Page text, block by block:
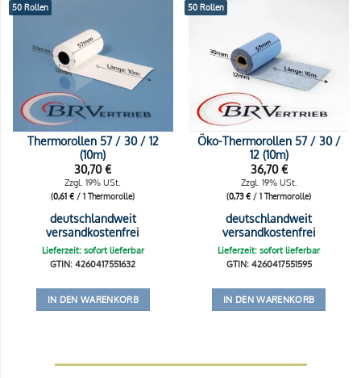
50 Rollen
Thermorollen 57 / 30 / 12
(10m)
30,70€
Zzgl. 19% USt.
(0,61€ / 1 Thermorolle)
deutschlandweit
versandkostenfrei
Lieferzeit: sofort lieferbar
GTIN: 4260417551632
IN DEN WARENKORB
50 Rollen
Öko-Thermorollen 57 / 30 /
12 (10m)
36,70€
Zzgl. 19% USt.
(0,73€ / 1 Thermorolle)
deutschlandweit
versandkostenfrei
Lieferzeit: sofort lieferbar
GTIN: 4260417551595
IN DEN WARENKORB